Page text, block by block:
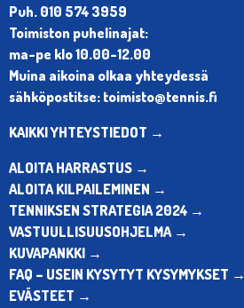
Puh. 010 574 3959
Toimiston puhelinajat:
ma-pe klo 10.00-12.00
Muina aikoina olkaa yhteydessä
sähköpostitse: toimisto@tennis.fi
KAIKKI YHTEYSTIEDOT →
ALOITA HARRASTUS →
ALOITA KILPAILEMINEN →
TENNIKSEN STRATEGIA 2024 →
VASTUULLISUUSOHJELMA →
KUVAPANKKI →
FAQ – USEIN KYSYTYT KYSYMYKSET →
EVÄSTEET →